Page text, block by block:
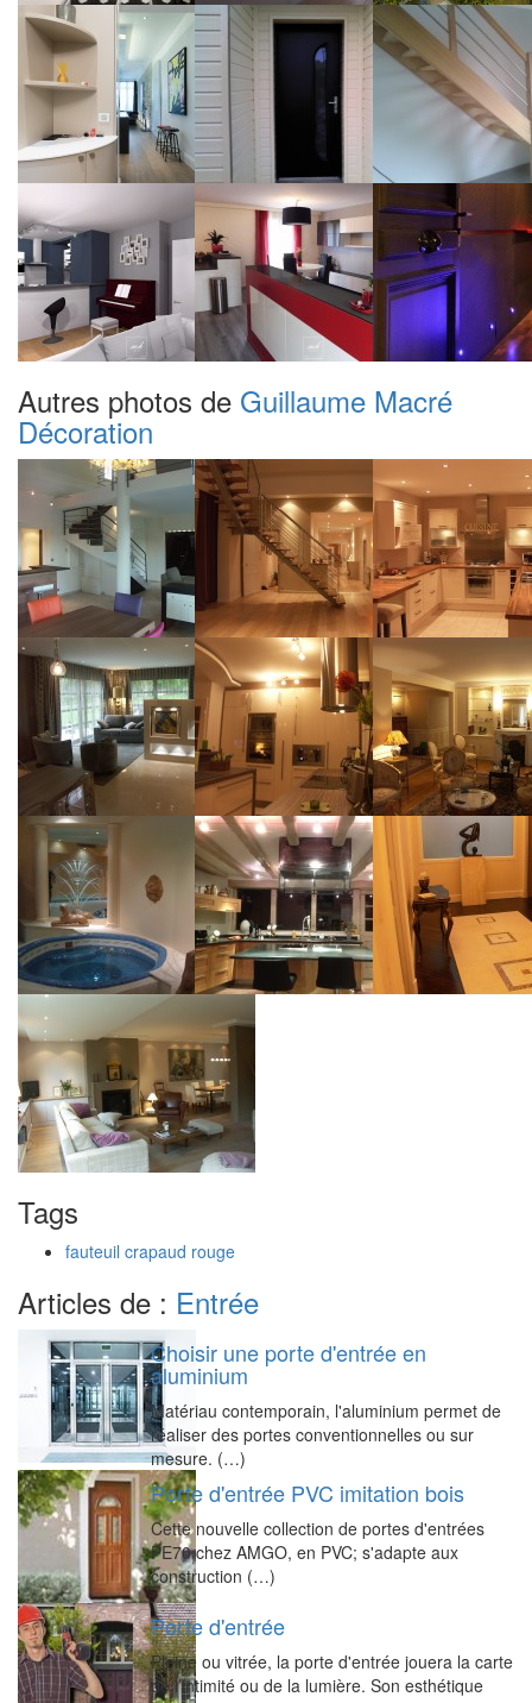
Autres photos de Guillaume Macré
Décoration
Tags
fauteuil crapaud rouge
Articles de : Entrée
Choisir une porte d'entrée en
aluminium
Matériau contemporain, l'aluminium permet de
réaliser des portes conventionnelles ou sur
mesure. (…)
Porte d'entrée PVC imitation bois
Cette nouvelle collection de portes d'entrées
PE70 chez AMGO, en PVC; s'adapte aux
construction (…)
Porte d'entrée
Pleine ou vitrée, la porte d'entrée jouera la carte
de l’intimité ou de la lumière. Son esthétique